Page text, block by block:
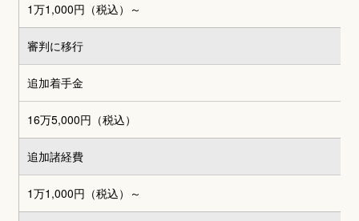
1万1,000円（税込）～
審判に移行
追加着手金
16万5,000円（税込）
追加諸経費
1万1,000円（税込）～